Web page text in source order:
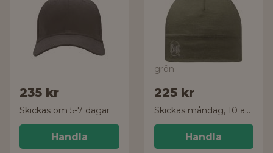
235 kr
Skickas om 5-7 dagar
Handla
grön
225 kr
Skickas måndag, 10 aug.
Handla